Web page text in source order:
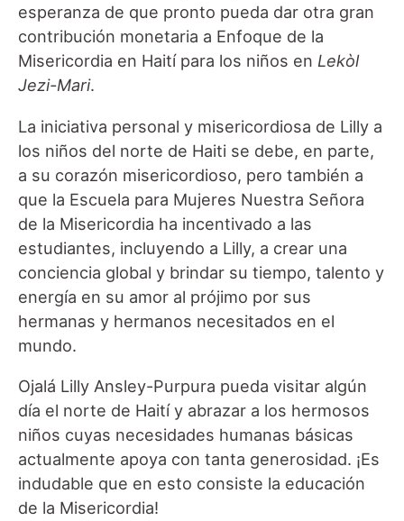
esperanza de que pronto pueda dar otra gran
contribución monetaria a Enfoque de la
Misericordia en Haití para los niños en Lekòl
Jezi-Mari.
La iniciativa personal y misericordiosa de Lilly a
los niños del norte de Haiti se debe, en parte,
a su corazón misericordioso, pero también a
que la Escuela para Mujeres Nuestra Señora
de la Misericordia ha incentivado a las
estudiantes, incluyendo a Lilly, a crear una
conciencia global y brindar su tiempo, talento y
energía en su amor al prójimo por sus
hermanas y hermanos necesitados en el
mundo.
Ojalá Lilly Ansley-Purpura pueda visitar algún
día el norte de Haití y abrazar a los hermosos
niños cuyas necesidades humanas básicas
actualmente apoya con tanta generosidad. ¡Es
indudable que en esto consiste la educación
de la Misericordia!